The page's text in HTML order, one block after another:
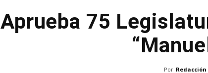
Aprueba 75
Por Redacción